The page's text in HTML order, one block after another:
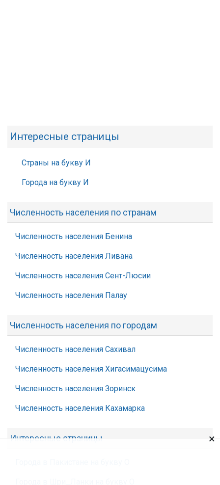
Интересные страницы
Страны на букву И
Города на букву И
Численность населения по странам
Численность населения Бенина
Численность населения Ливана
Численность населения Сент-Люсии
Численность населения Палау
Численность населения по городам
Численность населения Сахивал
Численность населения Хигасимацусима
Численность населения Зоринск
Численность населения Кахамарка
Интересные страницы ×